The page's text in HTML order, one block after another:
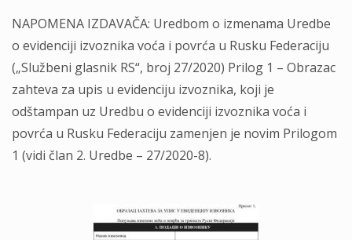
NAPOMENA IZDAVAČA: Uredbom o izmenama Uredbe
o evidenciji izvoznika voća i povrća u Rusku Federaciju
(„Službeni glasnik RS“, broj 27/2020) Prilog 1 – Obrazac
zahteva za upis u evidenciju izvoznika, koji je
odštampan uz Uredbu o evidenciji izvoznika voća i
povrća u Rusku Federaciju zamenjen je novim Prilogom
1 (vidi član 2. Uredbe – 27/2020-8).